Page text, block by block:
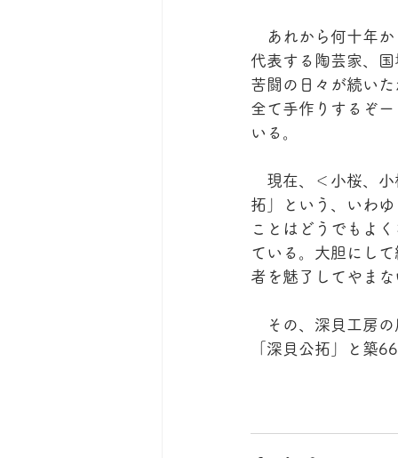
あれから何十年か
代表する陶芸家、
苦闘の日々が続い
全て手作りするぞ
いる。
現在、＜小桜、小
拓」という、いわ
ことはどうでもよ
ている。大胆にし
者を魅了してやまな
その、深貝工房の
「深貝公拓」と築